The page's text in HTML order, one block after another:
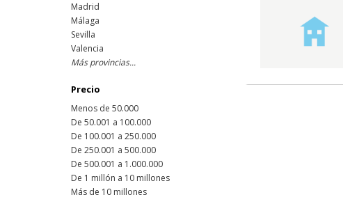
Madrid
Málaga
Sevilla
Valencia
Más provincias...
Precio
Menos de 50.000
De 50.001 a 100.000
De 100.001 a 250.000
De 250.001 a 500.000
De 500.001 a 1.000.000
De 1 millón a 10 millones
Más de 10 millones